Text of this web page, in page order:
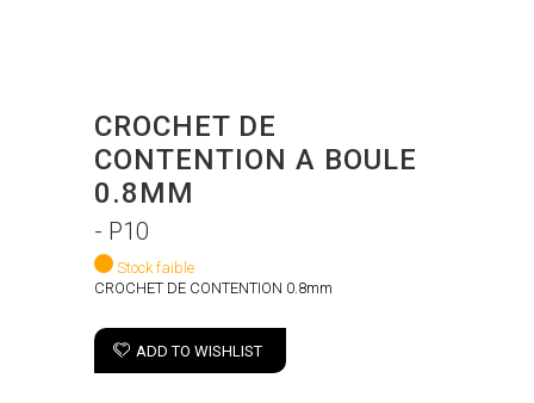
CROCHET DE
CONTENTION A BOULE
0.8MM
- P10
Stock faible
CROCHET DE CONTENTION 0.8mm
ADD TO WISHLIST